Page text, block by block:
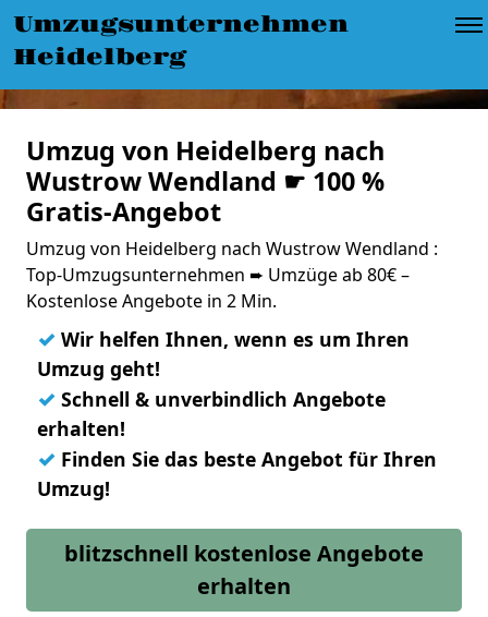
Umzugsunternehmen
Heidelberg
Umzug von Heidelberg nach
Wustrow Wendland ☛ 100 %
Gratis-Angebot
Umzug von Heidelberg nach Wustrow Wendland :
Top-Umzugsunternehmen ➨ Umzüge ab 80€ –
Kostenlose Angebote in 2 Min.
✓ Wir helfen Ihnen, wenn es um Ihren
Umzug geht!
✓ Schnell & unverbindlich Angebote
erhalten!
✓ Finden Sie das beste Angebot für Ihren
Umzug!
blitzschnell kostenlose Angebote
erhalten